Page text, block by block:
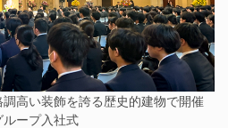
高い装飾を誇る歴史的建物で開催
ループ入社式